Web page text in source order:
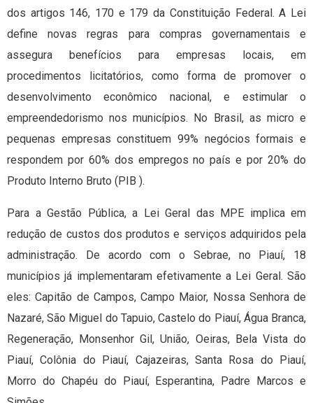
dos artigos 146, 170 e 179 da Constituição Federal. A Lei
define novas regras para compras governamentais e
assegura benefícios para empresas locais, em
procedimentos licitatórios, como forma de promover o
desenvolvimento econômico nacional, e estimular o
empreendedorismo nos municípios. No Brasil, as micro e
pequenas empresas constituem 99% negócios formais e
respondem por 60% dos empregos no país e por 20% do
Produto Interno Bruto (PIB ).
Para a Gestão Pública, a Lei Geral das MPE implica em
redução de custos dos produtos e serviços adquiridos pela
administração. De acordo com o Sebrae, no Piauí, 18
municípios já implementaram efetivamente a Lei Geral. São
eles: Capitão de Campos, Campo Maior, Nossa Senhora de
Nazaré, São Miguel do Tapuio, Castelo do Piauí, Água Branca,
Regeneração, Monsenhor Gil, União, Oeiras, Bela Vista do
Piauí, Colônia do Piauí, Cajazeiras, Santa Rosa do Piauí,
Morro do Chapéu do Piauí, Esperantina, Padre Marcos e